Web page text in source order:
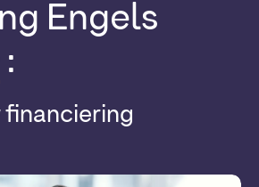
Engels
:
financiering